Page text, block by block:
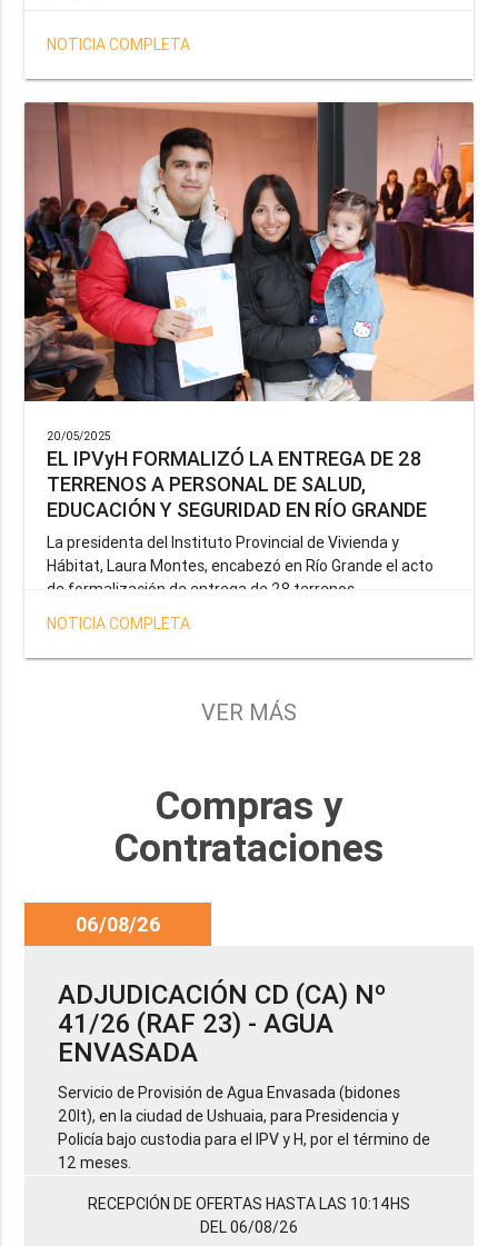
NOTICIA COMPLETA
20/05/2025
EL IPVyH FORMALIZÓ LA ENTREGA DE 28
TERRENOS A PERSONAL DE SALUD,
EDUCACIÓN Y SEGURIDAD EN RÍO GRANDE
La presidenta del Instituto Provincial de Vivienda y
Hábitat, Laura Montes, encabezó en Río Grande el acto
de formalización de entrega de 28 terrenos
correspondientes a la operatoria especial anunciada por
el Gobernador Gustavo Melella, la cual tiene como
objetivo brindar una solución habitacional a docentes,
Provincia y del Servicio Penitenciario.
NOTICIA COMPLETA
VER MÁS
Compras y
Contrataciones
06/08/26
ADJUDICACIÓN CD (CA) Nº
41/26 (RAF 23) - AGUA
ENVASADA
Servicio de Provisión de Agua Envasada (bidones
20lt), en la ciudad de Ushuaia, para Presidencia y
Policía bajo custodia para el IPV y H, por el término de
12 meses.
RECEPCIÓN DE OFERTAS HASTA LAS 10:14HS
DEL 06/08/26